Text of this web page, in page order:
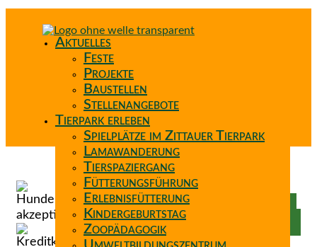
Aktuelles
Feste
Projekte
Baustellen
Stellenangebote
Tierpark erleben
Spielplätze im Zittauer Tierpark
Lamawanderung
Tierspaziergang
Fütterungsführung
Erlebnisfütterung
Kindergeburtstag
Zoopädagogik